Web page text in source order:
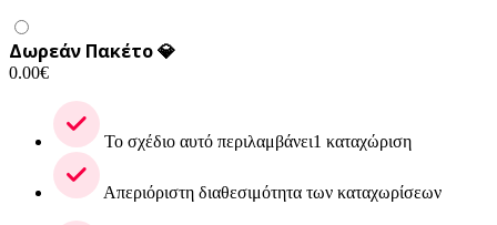
Δωρεάν Πακέτο 💎
0.00€
Το σχέδιο αυτό περιλαμβάνει1 καταχώριση
Απεριόριστη διαθεσιμότητα των καταχωρίσεων